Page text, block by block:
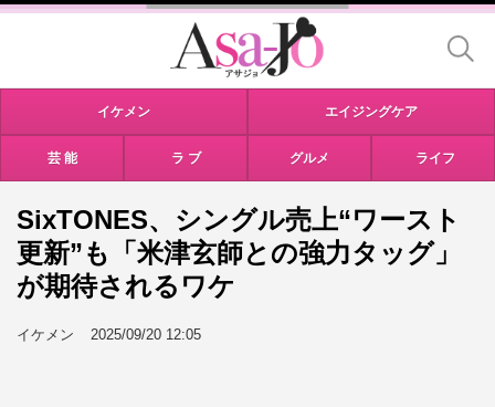
イケメン エイジングケア
芸 能 ラ ブ グルメ ライフ
SixTONES、シングル売上“ワースト
更新”も「米津玄師との強力タッグ」
が期待されるワケ
イケメン 2025/09/20 12:05